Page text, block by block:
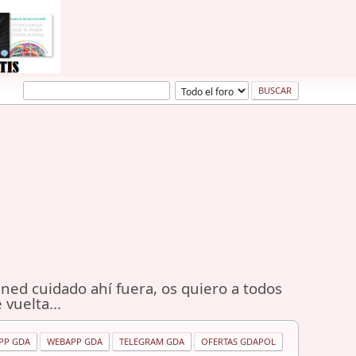
cuidado ahí fuera, os quiero a todos
vuelta...
GDA WEBAPP GDA TELEGRAM GDA OFERTAS GDAPOL